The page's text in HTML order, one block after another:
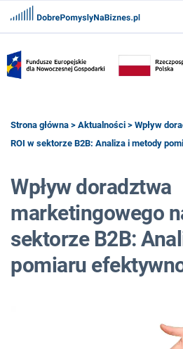
FRANCZYZY
Strona główna > Aktualności > Wpływ
ROI w sektorze B2B: Analiza i metody
Wpływ doradztwa
marketingowego
sektorze B2B:
pomiaru